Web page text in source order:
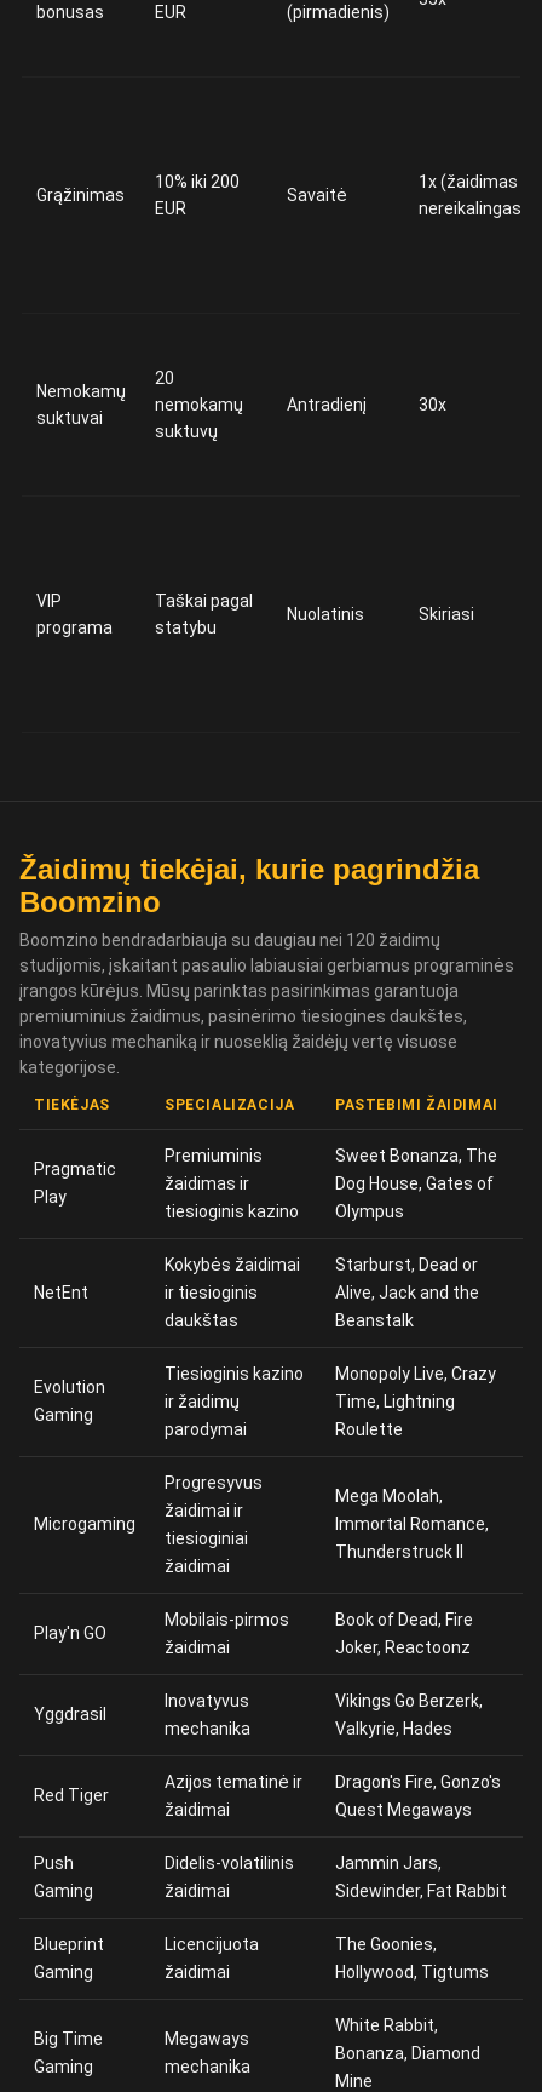
bonusas EUR (pirmadienis)
Grąžinimas
10% iki 200
EUR
Savaitė
1x (žaidimas
nereikalingas)
Nemokamų
suktuvai
20
nemokamų
suktuvų
Antradienį 30x
VIP
programa
Taškai pagal
statybu
Nuolatinis Skiriasi
Žaidimų tiekėjai, kurie pagrindžia
Boomzino
Boomzino bendradarbiauja su daugiau nei 120 žaidimų
studijomis, įskaitant pasaulio labiausiai gerbiamus programinės
įrangos kūrėjus. Mūsų parinktas pasirinkimas garantuoja
premiuminius žaidimus, pasinėrimo tiesiogines daukštes,
inovatyvius mechaniką ir nuoseklią žaidėjų vertę visuose
kategorijose.
TIEKĖJAS SPECIALIZACIJA PASTEBIMI ŽAIDIMAI
Pragmatic
Play
Premiuminis
žaidimas ir
tiesioginis kazino
Sweet Bonanza, The
Dog House, Gates of
Olympus
NetEnt
Kokybės žaidimai
ir tiesioginis
daukštas
Starburst, Dead or
Alive, Jack and the
Beanstalk
Evolution
Gaming
Tiesioginis kazino
ir žaidimų
parodymai
Monopoly Live, Crazy
Time, Lightning
Roulette
Microgaming
Progresyvus
žaidimai ir
tiesioginiai
žaidimai
Mega Moolah,
Immortal Romance,
Thunderstruck II
Play'n GO
Mobilais-pirmos
žaidimai
Book of Dead, Fire
Joker, Reactoonz
Yggdrasil
Inovatyvus
mechanika
Vikings Go Berzerk,
Valkyrie, Hades
Red Tiger
Azijos tematinė ir
žaidimai
Dragon's Fire, Gonzo's
Quest Megaways
Push
Gaming
Didelis-volatilinis
žaidimai
Jammin Jars,
Sidewinder, Fat Rabbit
Blueprint
Gaming
Licencijuota
žaidimai
The Goonies,
Hollywood, Tigtums
Big Time
Gaming
Megaways
mechanika
White Rabbit,
Bonanza, Diamond
Mine